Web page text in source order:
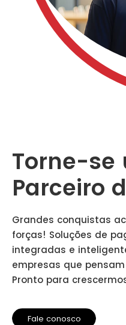
Torne-se
Parceiro
Grandes conquistas
forças! Soluções de
integradas e
empresas que
Pronto para
Fale conosco